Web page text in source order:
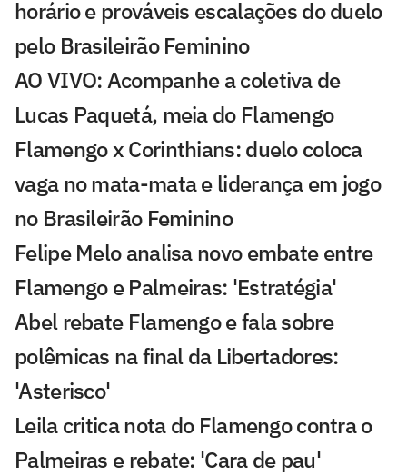
horário e prováveis escalações do duelo
pelo Brasileirão Feminino
AO VIVO: Acompanhe a coletiva de
Lucas Paquetá, meia do Flamengo
Flamengo x Corinthians: duelo coloca
vaga no mata-mata e liderança em jogo
no Brasileirão Feminino
Felipe Melo analisa novo embate entre
Flamengo e Palmeiras: 'Estratégia'
Abel rebate Flamengo e fala sobre
polêmicas na final da Libertadores:
'Asterisco'
Leila critica nota do Flamengo contra o
Palmeiras e rebate: 'Cara de pau'